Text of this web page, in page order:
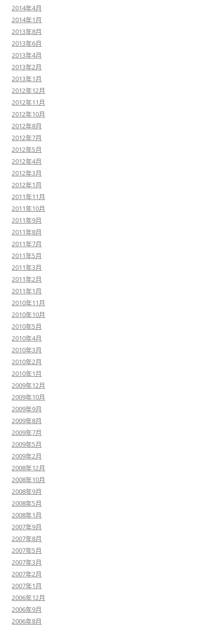
2014年4月
2014年1月
2013年8月
2013年6月
2013年4月
2013年2月
2013年1月
2012年12月
2012年11月
2012年10月
2012年8月
2012年7月
2012年5月
2012年4月
2012年3月
2012年1月
2011年11月
2011年10月
2011年9月
2011年8月
2011年7月
2011年5月
2011年3月
2011年2月
2011年1月
2010年11月
2010年10月
2010年5月
2010年4月
2010年3月
2010年2月
2010年1月
2009年12月
2009年10月
2009年9月
2009年8月
2009年7月
2009年5月
2009年2月
2008年12月
2008年10月
2008年9月
2008年5月
2008年1月
2007年9月
2007年8月
2007年5月
2007年3月
2007年2月
2007年1月
2006年12月
2006年9月
2006年8月